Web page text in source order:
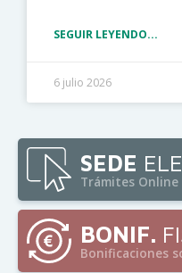
SEGUIR LEYENDO...
6 julio 2026
SEDE
Trámites Online
BONIF.
Bonificaciones